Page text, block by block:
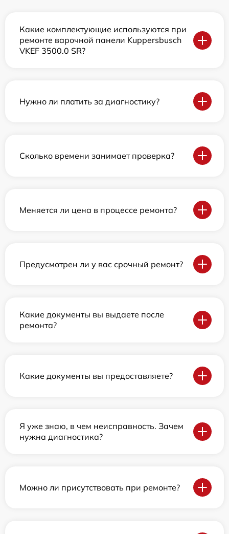
Какие комплектующие используются при
ремонте варочной панели Kuppersbusch
VKEF 3500.0 SR?
Нужно ли платить за диагностику?
Сколько времени занимает проверка?
Меняется ли цена в процессе ремонта?
Предусмотрен ли у вас срочный ремонт?
Какие документы вы выдаете после
ремонта?
Какие документы вы предоставляете?
Я уже знаю, в чем неисправность. Зачем
нужна диагностика?
Можно ли присутствовать при ремонте?